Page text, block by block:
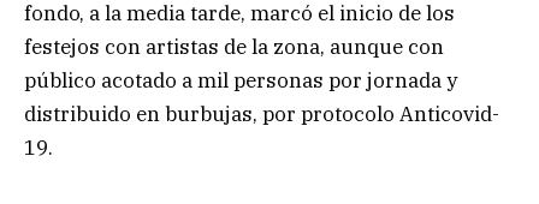
fondo, a la media tarde, marcó el inicio de los
festejos con artistas de la zona, aunque con
público acotado a mil personas por jornada y
distribuido en burbujas, por protocolo Anticovid-
19.